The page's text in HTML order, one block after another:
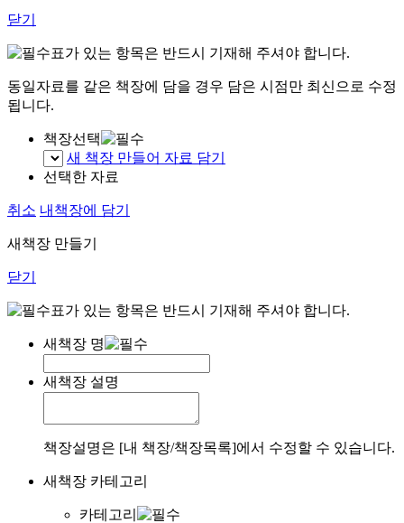
닫기
표가 있는 항목은 반드시 기재해 주셔야 합니다.
동일자료를 같은 책장에 담을 경우 담은 시점만 최신으로 수정
됩니다.
책장선택
새 책장 만들어 자료 담기
선택한 자료
취소 내책장에 담기
새책장 만들기
닫기
표가 있는 항목은 반드시 기재해 주셔야 합니다.
새책장 명
새책장 설명
책장설명은 [내 책장/책장목록]에서 수정할 수 있습니다.
새책장 카테고리
카테고리